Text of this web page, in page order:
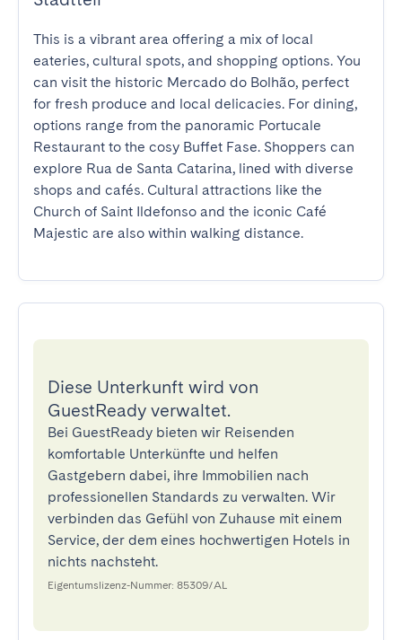
This is a vibrant area offering a mix of local
eateries, cultural spots, and shopping options. You
can visit the historic Mercado do Bolhão, perfect
for fresh produce and local delicacies. For dining,
options range from the panoramic Portucale
Restaurant to the cosy Buffet Fase. Shoppers can
explore Rua de Santa Catarina, lined with diverse
shops and cafés. Cultural attractions like the
Church of Saint Ildefonso and the iconic Café
Majestic are also within walking distance.
Diese Unterkunft wird von
GuestReady verwaltet.
Bei GuestReady bieten wir Reisenden
komfortable Unterkünfte und helfen
Gastgebern dabei, ihre Immobilien nach
professionellen Standards zu verwalten. Wir
verbinden das Gefühl von Zuhause mit einem
Service, der dem eines hochwertigen Hotels in
nichts nachsteht.
Eigentumslizenz-Nummer: 85309/AL